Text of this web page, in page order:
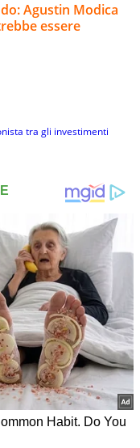
Agustin Modica
essere
tra gli investimenti